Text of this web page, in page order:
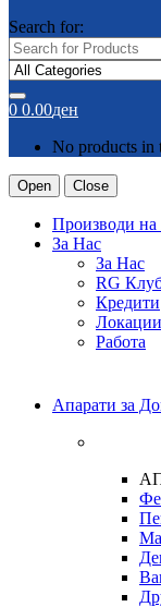
Search for:
0 0.00ден
No products in
Open Close
Производи на
За Нас
За Нас
RG
Кредити
Локации
Работа
Апарати за